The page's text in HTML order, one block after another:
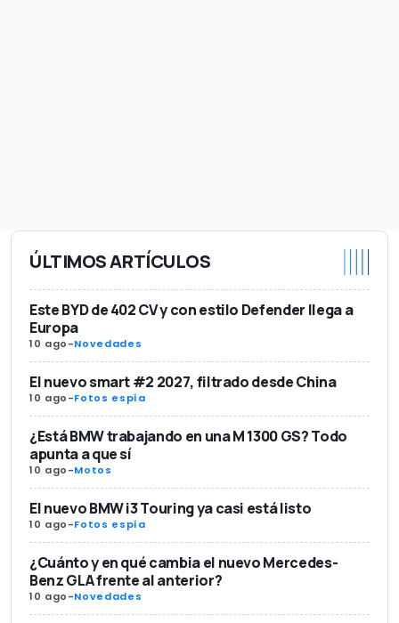
ÚLTIMOS ARTÍCULOS
Este BYD de 402 CV y con estilo Defender llega a
Europa
10 ago-Novedades
El nuevo smart #2 2027, filtrado desde China
10 ago-Fotos espía
¿Está BMW trabajando en una M 1300 GS? Todo
apunta a que sí
10 ago-Motos
El nuevo BMW i3 Touring ya casi está listo
10 ago-Fotos espía
¿Cuánto y en qué cambia el nuevo Mercedes-
Benz GLA frente al anterior?
10 ago-Novedades